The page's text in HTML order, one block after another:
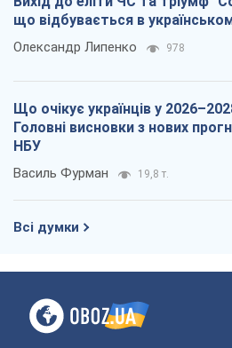
що відбувається в
Олександр Липенко 978
Що очікує українців у
Головні висновки з нових
НБУ
Василь Фурман 19,8 т.
Всі думки